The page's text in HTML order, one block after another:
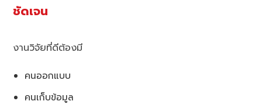
ชัดเจน
งานวิจัยที่ดีต้องมี
คนออกแบบ
คนเก็บข้อมูล